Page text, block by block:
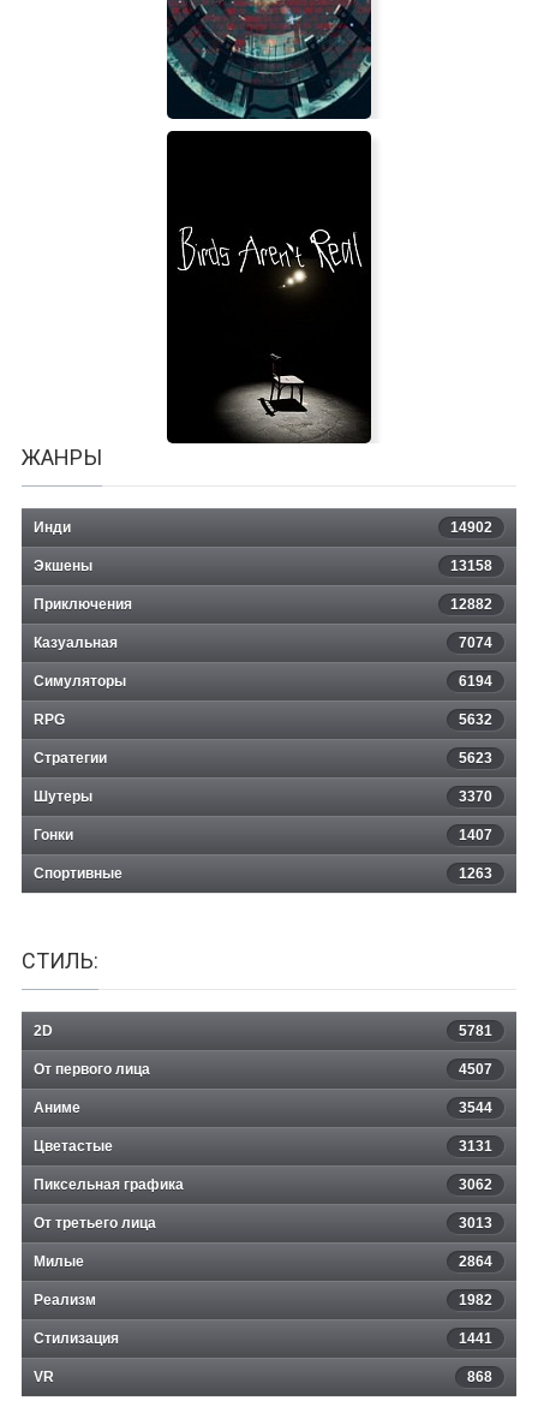
ЖАНРЫ
Инди 14902
Экшены 13158
Приключения 12882
Казуальная 7074
Симуляторы 6194
RPG 5632
Стратегии 5623
Шутеры 3370
Гонки 1407
Спортивные 1263
СТИЛЬ:
2D 5781
От первого лица 4507
Аниме 3544
Цветастые 3131
Пиксельная графика 3062
От третьего лица 3013
Милые 2864
Реализм 1982
Стилизация 1441
VR 868